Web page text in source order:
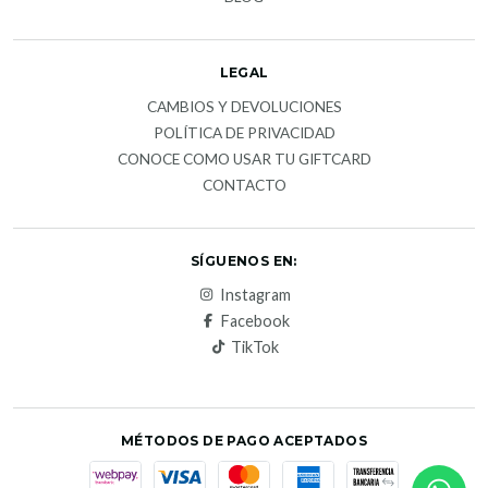
LEGAL
CAMBIOS Y DEVOLUCIONES
POLÍTICA DE PRIVACIDAD
CONOCE COMO USAR TU GIFTCARD
CONTACTO
SÍGUENOS EN:
Instagram
Facebook
TikTok
MÉTODOS DE PAGO ACEPTADOS